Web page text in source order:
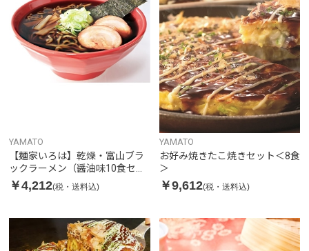
YAMATO
【麺家いろは】乾燥・富山ブラ
ックラーメン（醤油味10食セッ
ト）
￥4,212(税・送料込)
YAMATO
お好み焼きたこ焼きセット＜8食
＞
￥9,612(税・送料込)